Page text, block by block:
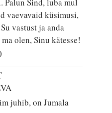
vaevavaid küsimusi,
vastust ja anda
olen, Sinu kätesse!
juhib, on Jumala